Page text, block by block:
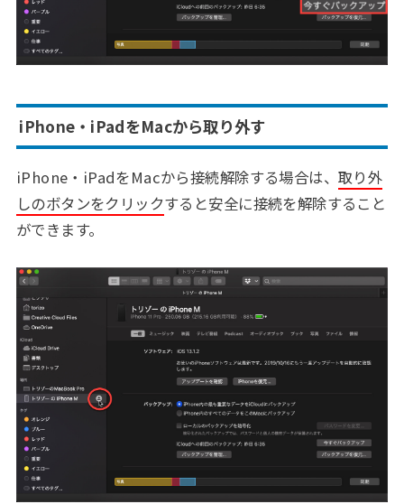
iPhone・iPadをMacから取り外す
iPhone・iPadをMacから接続解除する場合は、取り外
しのボタンをクリックすると安全に接続を解除すること
ができます。